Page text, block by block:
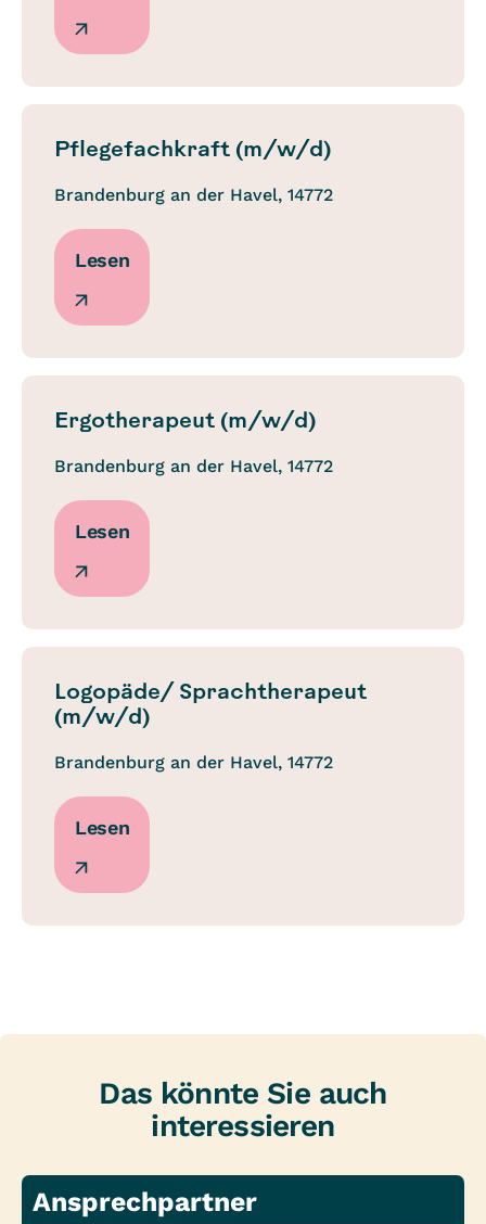
Pflegefachkraft (m/w/d)
Brandenburg an der Havel, 14772
Lesen
Ergotherapeut (m/w/d)
Brandenburg an der Havel, 14772
Lesen
Logopäde/ Sprachtherapeut
(m/w/d)
Brandenburg an der Havel, 14772
Lesen
Das könnte Sie auch
interessieren
Ansprechpartner